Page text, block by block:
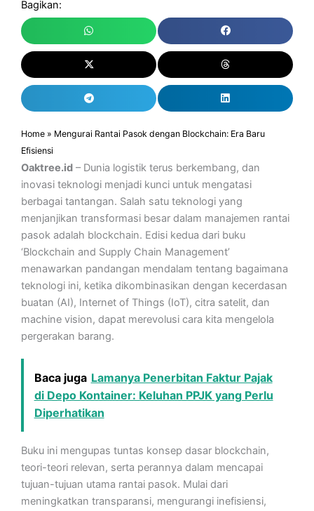
Bagikan:
Home » Mengurai Rantai Pasok dengan Blockchain: Era Baru
Efisiensi
Oaktree.id – Dunia logistik terus berkembang, dan
inovasi teknologi menjadi kunci untuk mengatasi
berbagai tantangan. Salah satu teknologi yang
menjanjikan transformasi besar dalam manajemen rantai
pasok adalah blockchain. Edisi kedua dari buku
‘Blockchain and Supply Chain Management’
menawarkan pandangan mendalam tentang bagaimana
teknologi ini, ketika dikombinasikan dengan kecerdasan
buatan (AI), Internet of Things (IoT), citra satelit, dan
machine vision, dapat merevolusi cara kita mengelola
pergerakan barang.
Baca juga Lamanya Penerbitan Faktur Pajak
di Depo Kontainer: Keluhan PPJK yang Perlu
Diperhatikan
Buku ini mengupas tuntas konsep dasar blockchain,
teori-teori relevan, serta perannya dalam mencapai
tujuan-tujuan utama rantai pasok. Mulai dari
meningkatkan transparansi, mengurangi inefisiensi,